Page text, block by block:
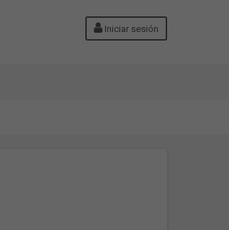
Iniciar sesión